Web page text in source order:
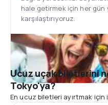
hale getirmek için her gün
karşılaştırıyoruz.
Ucuz uçak biletlerini
Tokyo'ya?
En ucuz biletleri ayırtmak için